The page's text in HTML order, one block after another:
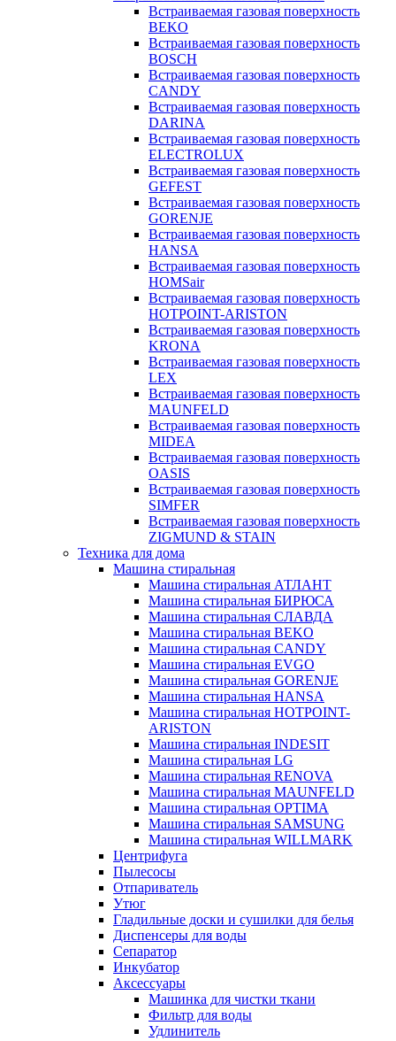
Встраиваемая газовая поверхность
BEKO
Встраиваемая газовая поверхность
BOSCH
Встраиваемая газовая поверхность
CANDY
Встраиваемая газовая поверхность
DARINA
Встраиваемая газовая поверхность
ELECTROLUX
Встраиваемая газовая поверхность
GEFEST
Встраиваемая газовая поверхность
GORENJE
Встраиваемая газовая поверхность
HANSA
Встраиваемая газовая поверхность
HOMSair
Встраиваемая газовая поверхность
HOTPOINT-ARISTON
Встраиваемая газовая поверхность
KRONA
Встраиваемая газовая поверхность
LEX
Встраиваемая газовая поверхность
MAUNFELD
Встраиваемая газовая поверхность
MIDEA
Встраиваемая газовая поверхность
OASIS
Встраиваемая газовая поверхность
SIMFER
Встраиваемая газовая поверхность
ZIGMUND & STAIN
Техника для дома
Машина стиральная
Машина стиральная АТЛАНТ
Машина стиральная БИРЮСА
Машина стиральная СЛАВДА
Машина стиральная BEKO
Машина стиральная CANDY
Машина стиральная EVGO
Машина стиральная GORENJE
Машина стиральная HANSA
Машина стиральная HOTPOINT-
ARISTON
Машина стиральная INDESIT
Машина стиральная LG
Машина стиральная RENOVA
Машина стиральная MAUNFELD
Машина стиральная OPTIMA
Машина стиральная SAMSUNG
Машина стиральная WILLMARK
Центрифуга
Пылесосы
Отпариватель
Утюг
Гладильные доски и сушилки для белья
Диспенсеры для воды
Сепаратор
Инкубатор
Аксессуары
Машинка для чистки ткани
Фильтр для воды
Удлинитель